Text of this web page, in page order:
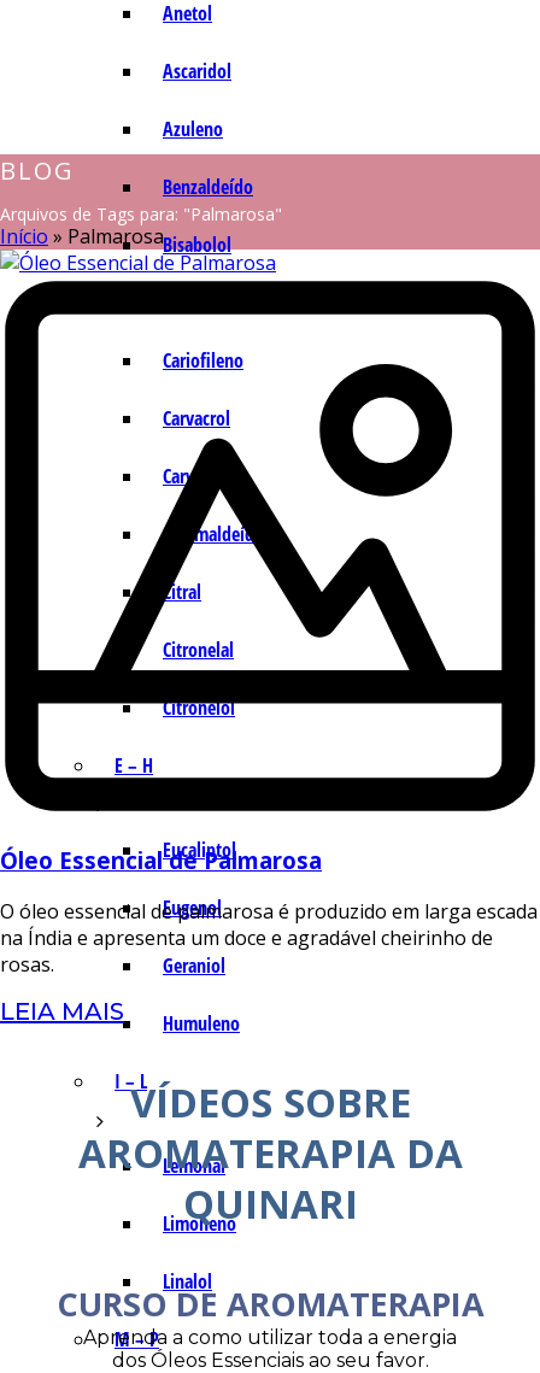
Anetol
Ascaridol
Azuleno
Benzaldeído
Bisabolol
Cariofileno
Carvacrol
Carvona
Cinamaldeído
Citral
Citronelal
Citronelol
E – H
Eucaliptol
Eugenol
Geraniol
Humuleno
I – L
Lemonal
Limoneno
Linalol
M – P
BLOG
Arquivos de Tags para: "Palmarosa"
Início » Palmarosa
Óleo Essencial de Palmarosa
O óleo essencial de palmarosa é produzido em larga escada
na Índia e apresenta um doce e agradável cheirinho de
rosas.
LEIA MAIS
VÍDEOS SOBRE
AROMATERAPIA DA
QUINARI
CURSO DE AROMATERAPIA
Aprenda a como utilizar toda a energia
dos Óleos Essenciais ao seu favor.